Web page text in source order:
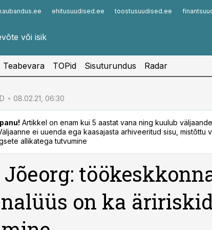
ehitusuudised.ee toostusuudised.ee
Infopank
Teabevara TOPid Sisuturundus Radar
08.02.21, 06:30
Artikkel on enam kui 5 aastat vana ning kuulub
ei uuenda ega kaasajasta arhiveeritud sisu, mistõttu
allikatega tutvumine
on ka